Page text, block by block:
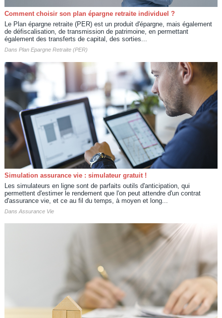
Comment choisir son plan épargne retraite individuel ?
Le Plan épargne retraite (PER) est un produit d'épargne, mais également
de défiscalisation, de transmission de patrimoine, en permettant
également des transferts de capital, des sorties...
Dans Plan Epargne Retraite (PER)
Simulation assurance vie : simulateur gratuit !
Les simulateurs en ligne sont de parfaits outils d'anticipation, qui
permettent d'estimer le rendement que l'on peut attendre d'un contrat
d'assurance vie, et ce au fil du temps, à moyen et long...
Dans Assurance Vie